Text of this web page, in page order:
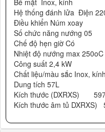
Bề mặt Inox, kính
Hệ thống đánh lửa Điện
Điều khiển Núm xoay
Số chức năng nướng 05
Chế độ hẹn giờ Có
Nhiệt độ nướng max 250oC
Công suất 2,4 kW
Chất liệu/màu sắc Inox, kính
Dung tích 57L
Kích thước (DXRXS)
Kích thước âm tủ DXRXS)